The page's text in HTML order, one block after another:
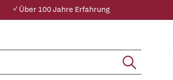
✓ Über 100 Jahre Erfahrung